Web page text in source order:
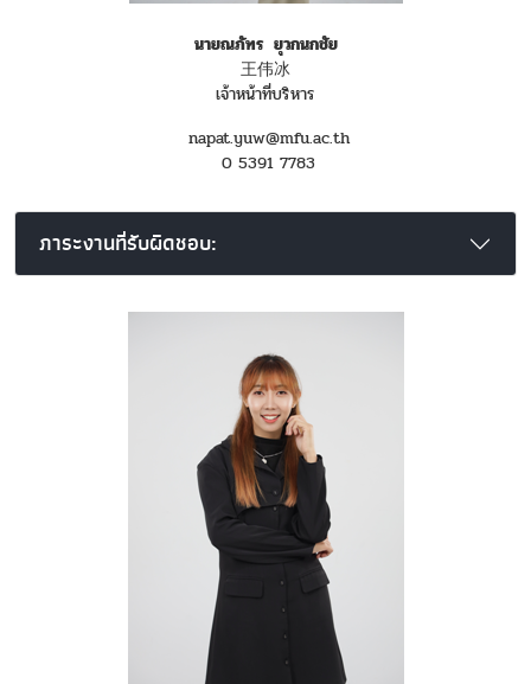
นายณภัทร ยุวกนกชัย
王伟冰
เจ้าหน้าที่บริหาร
napat.yuw@mfu.ac.th
0 5391 7783
ภาระงานที่รับผิดชอบ: